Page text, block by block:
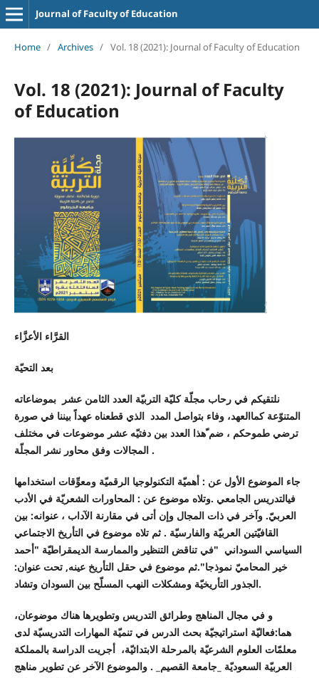
Journal of Faculty of Education
Home / Archives / Vol. 18 (2021): Journal of Faculty of Education
Vol. 18 (2021): Journal of Faculty
of Education
القرَّاء الأعزَّاء
بعد التحيّة
نلتقيكم في رحاب مجلّة كليّة التربيّة العدد الثامن عشر بموضاعاته
المتنوّعة كماالعهد، وفاء بتواصل المدد الذي قطعناه عهداً بيننا في صورة
ترضي طموحكم ، ضم ّهذا العدد بين دفتيّه عشر موضوعات في مختلف
المجالات وفق محاور نشر المجلّة .
جاء الموضوع الأول عن : أهميّة التكنولوجيا الرقميّة ومعوِّقات استخدامها
فيالتدريس الجامعي .وتلاه موضوع عن : المحاورات الشعريّة في الأدب
العربيّ. وآخر في ذات المجال وإن أتى في مقارنة الآداب ، عنوانه: بين
القافيّتين العربيّة والفارسيّة . ثم تلاه موضوع في التأريخ الاجتماعي
السياسي السوداني "في تناقض التنظير والممارسة الديمقراطيّة "أحمد
خير المحاميّ نموذجا".ثم موضوع في حقل التأريخ عينه, تحت عنوان:
الجذور التأريخيّة ومشكلات النهب المسلّح بين السودان وتشاد.
و في مجال المناهج وطرائق التدريس وتطويرها هناك موضوعان،
هما:فعاليّة استراتيجيّة بحث الدرس في تنميّة المهارات التدريسيّة لدى
معلمّات العلوم الشرعيّة بالمرحلة الابتدائيّة، أجريت الدراسة بالمملكة
العربيّة السعوديّة _جامعة القصيم_ . والموضوع الآخر عن تطوير مناهج